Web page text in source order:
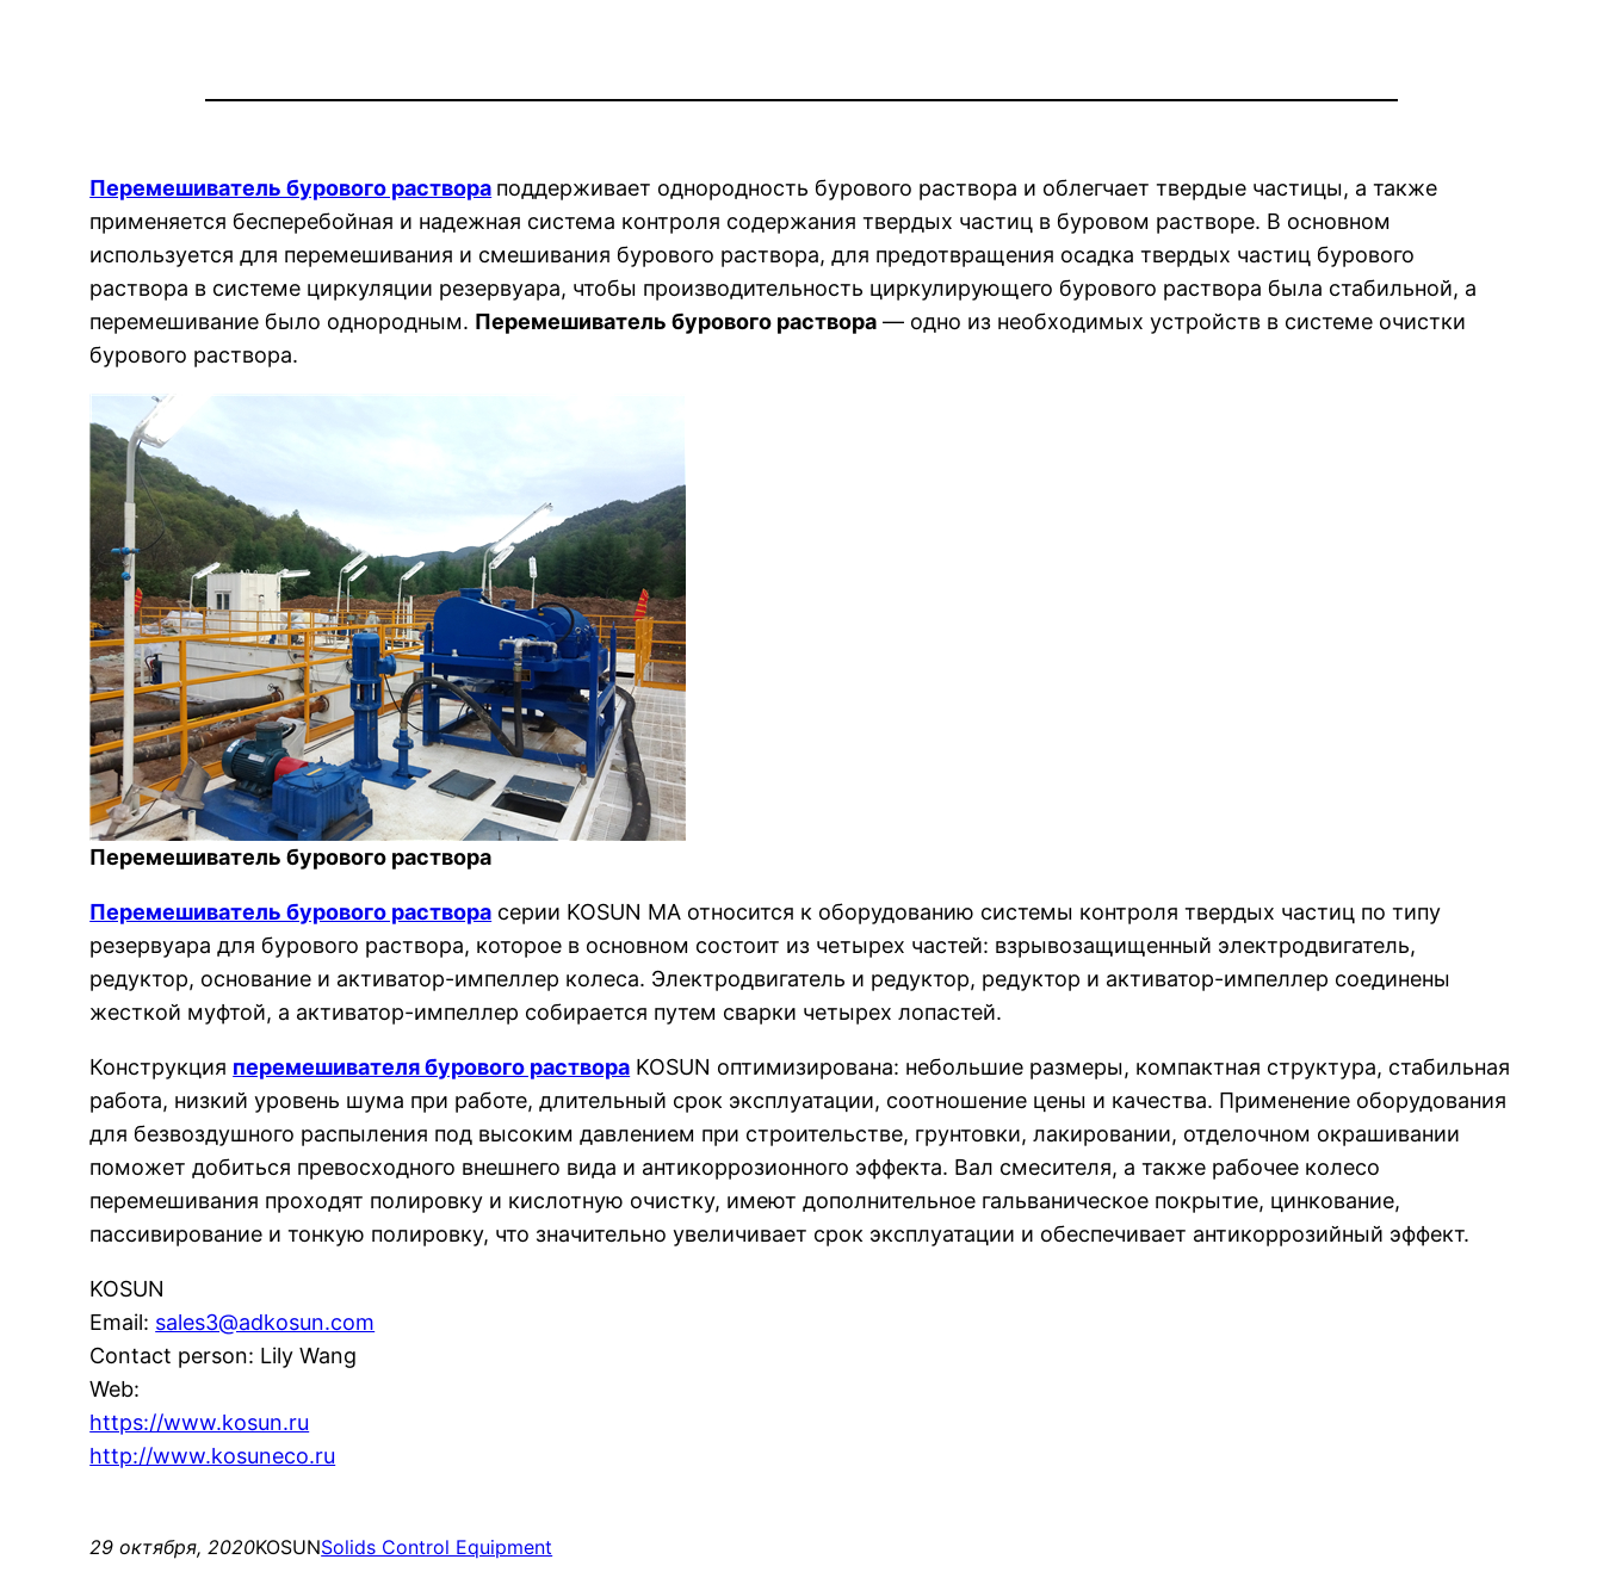
Перемешиватель бурового раствора поддерживает однородность бурового раствора и облегчает твердые частицы, а также
применяется бесперебойная и надежная система контроля содержания твердых частиц в буровом растворе. В основном
используется для перемешивания и смешивания бурового раствора, для предотвращения осадка твердых частиц бурового
раствора в системе циркуляции резервуара, чтобы производительность циркулирующего бурового раствора была стабильной, а
перемешивание было однородным. Перемешиватель бурового раствора — одно из необходимых устройств в системе очистки
бурового раствора.
Перемешиватель бурового раствора
Перемешиватель бурового раствора серии KOSUN MA относится к оборудованию системы контроля твердых частиц по типу
резервуара для бурового раствора, которое в основном состоит из четырех частей: взрывозащищенный электродвигатель,
редуктор, основание и активатор-импеллер колеса. Электродвигатель и редуктор, редуктор и активатор-импеллер соединены
жесткой муфтой, а активатор-импеллер собирается путем сварки четырех лопастей.
Конструкция перемешивателя бурового раствора KOSUN оптимизирована: небольшие размеры, компактная структура, стабильная
работа, низкий уровень шума при работе, длительный срок эксплуатации, соотношение цены и качества. Применение оборудования
для безвоздушного распыления под высоким давлением при строительстве, грунтовки, лакировании, отделочном окрашивании
поможет добиться превосходного внешнего вида и антикоррозионного эффекта. Вал смесителя, а также рабочее колесо
перемешивания проходят полировку и кислотную очистку, имеют дополнительное гальваническое покрытие, цинкование,
пассивирование и тонкую полировку, что значительно увеличивает срок эксплуатации и обеспечивает антикоррозийный эффект.
KOSUN
Email: sales3@adkosun.com
Contact person: Lily Wang
Web:
https://www.kosun.ru
http://www.kosuneco.ru
29 октября, 2020KOSUNSolids Control Equipment